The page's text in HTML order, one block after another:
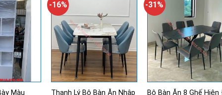
Màu
-16%
Thanh Lý Bộ Bàn Ăn Nhập
-31%
Bộ Bàn Ăn 8 Ghế Hiện